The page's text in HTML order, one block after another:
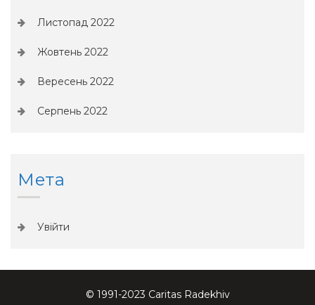
Листопад 2022
Жовтень 2022
Вересень 2022
Серпень 2022
Мета
Увійти
© 1991-2023 Caritas Radekhiv